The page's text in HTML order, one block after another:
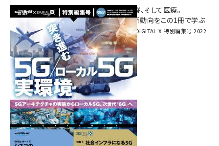
環境対策、建機の遠隔操縦、そして医療。
次世代通信規格「5G」最新動向をこの1冊で学ぶ
SmartGrid ニューズレター × DIGITAL X 特別編集号 2022
Summer